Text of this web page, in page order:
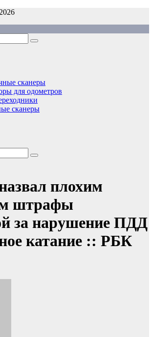
сканеры
для одометров
сканеры
плохим
штрафы
за нарушение ПДД
катание :: РБК